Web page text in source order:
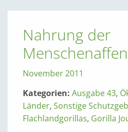
Nahrung der
November 2011
Kategorien: Ausgabe 43,
Länder, Sonstige
Flachlandgorillas, Gorilla